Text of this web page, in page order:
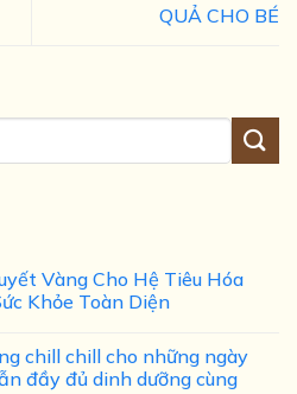
QUẢ CHO BÉ
Vàng Cho Hệ Tiêu Hóa
Khỏe Toàn Diện
chill chill cho những ngày
đầy đủ dinh dưỡng cùng